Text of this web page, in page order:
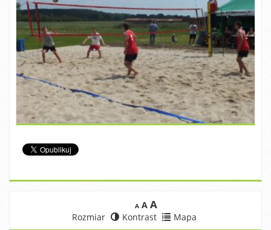
A A A
Rozmiar Kontrast Mapa